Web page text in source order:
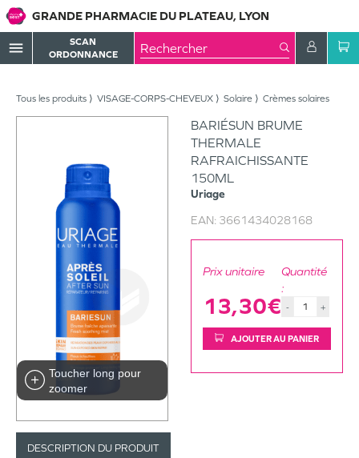
GRANDE PHARMACIE DU PLATEAU, LYON
menu
SCAN
ORDONNANCE
Tous les produits VISAGE-CORPS-CHEVEUX Solaire Crèmes solaires
Toucher long pour
zoomer
BARIÉSUN BRUME
THERMALE
RAFRAICHISSANTE
150ML
Uriage
EAN: 3661434028168
Prix unitaire
13,30€
Quantité
:
- +
AJOUTER AU PANIER
DESCRIPTION DU PRODUIT